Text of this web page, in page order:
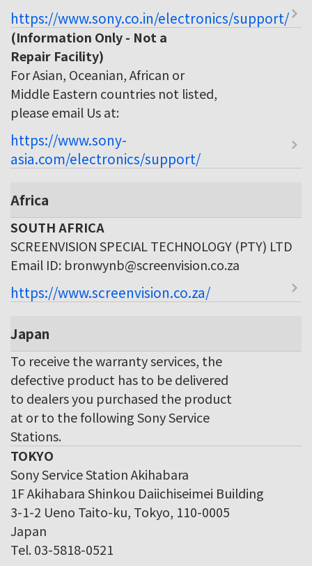
https://www.sony.co.in/electronics/support/
(Information Only - Not a
Repair Facility)
For Asian, Oceanian, African or
Middle Eastern countries not listed,
please email Us at:
https://www.sony-
asia.com/electronics/support/
Africa
SOUTH AFRICA
SCREENVISION SPECIAL TECHNOLOGY (PTY) LTD
Email ID: bronwynb@screenvision.co.za
https://www.screenvision.co.za/
Japan
To receive the warranty services, the
defective product has to be delivered
to dealers you purchased the product
at or to the following Sony Service
Stations.
TOKYO
Sony Service Station Akihabara
1F Akihabara Shinkou Daiichiseimei Building
3-1-2 Ueno Taito-ku, Tokyo, 110-0005
Japan
Tel. 03-5818-0521